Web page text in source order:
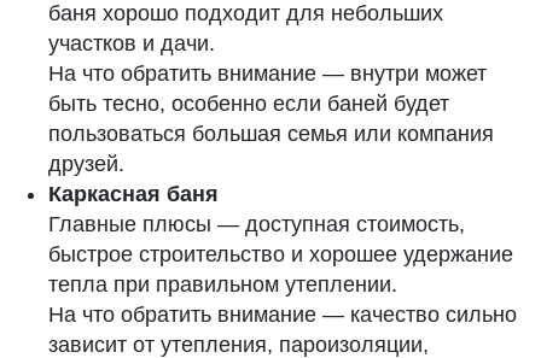
баня хорошо подходит для небольших
участков и дачи.
На что обратить внимание — внутри может
быть тесно, особенно если баней будет
пользоваться большая семья или компания
друзей.
Каркасная баня
Главные плюсы — доступная стоимость,
быстрое строительство и хорошее удержание
тепла при правильном утеплении.
На что обратить внимание — качество сильно
зависит от утепления, пароизоляции,